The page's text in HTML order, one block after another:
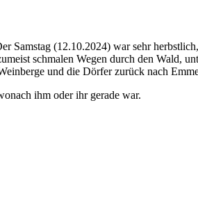
(12.10.2024) war sehr
schmalen Wegen durch den Wald,
und die Dörfer zurück nach
ihm oder ihr gerade war.